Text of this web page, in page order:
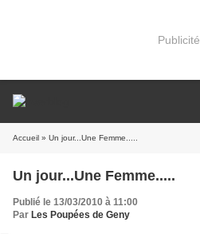
Publicité
Accueil » Un jour...Une Femme.....
Un jour...Une Femme.....
Publié le 13/03/2010 à 11:00
Par Les Poupées de Geny